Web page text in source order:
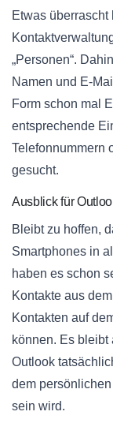
Etwas
„Personen“.
Namen und E-
Form schon mal
entsprechende
Telefonnummern
gesucht.
Ausblick für
Bleibt zu hoffen,
Smartphones in
haben es schon
Kontakte aus dem
Kontakten auf
können. Es bleibt
Outlook
dem
sein wird.